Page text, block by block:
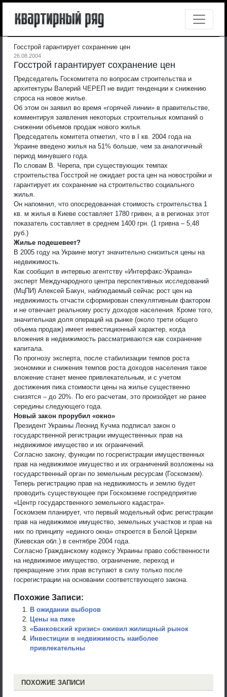
Госстрой гарантирует сохранение цен
26.08.2004
Госстрой гарантирует сохранение цен
Председатель Госкомитета по вопросам строительства и
архитектуры Валерий ЧЕРЕП не видит тенденции к снижению
спроса на новое жилье.
Об этом он заявил во время «горячей линии» в правительстве,
комментируя заявления некоторых строительных компаний о
снижении объемов продаж нового жилья.
Председатель комитета отметил, что в I кв. 2004 года на
Украине введено жилья на 51% больше, чем за аналогичный
период минувшего года.
По словам В. Черепа, при существующих темпах
строительства Госстрой не ожидает роста цен на новостройки и
гарантирует их сохранение на строительство социального
жилья.
Он напомнил, что опосредованная стоимость строительства 1
кв. м жилья в Киеве составляет 1780 гривен, а в регионах этот
показатель составляет в среднем 1400 грн. (1 гривна – 5,48
руб.)
Жилье подешевеет?
В 2005 году на Украине могут значительно снизиться цены на
недвижимость.
Как сообщил в интервью агентству «Интерфакс-Украина»
эксперт Международного центра перспективных исследований
(МцПИ) Алексей Бакун, наблюдаемый сейчас рост цен на
недвижимость отчасти сформирован спекулятивным фактором
и не отвечает реальному росту доходов населения. Кроме того,
значительная доля операций на рынке (около трети общего
объема продаж) имеет инвестиционный характер, когда
вложения в недвижимость рассматриваются как сохранение
капитала.
По прогнозу эксперта, после стабилизации темпов роста
экономики и снижения темпов роста доходов населения такое
вложение станет менее привлекательным, и с учетом
достижения пика стоимости цены на жилье существенно
снизятся – до 20%. По его расчетам, это произойдет не ранее
середины следующего года.
Новый закон прорубил «окно»
Президент Украины Леонид Кучма подписал закон о
государственной регистрации имущественных прав на
недвижимое имущество и их ограничений.
Согласно закону, функции по госрегистрации имущественных
прав на недвижимое имущество и их ограничений возложены на
государственный орган по земельным ресурсам (Госкомзем).
Теперь регистрацию прав на недвижимость и землю будет
проводить существующее при Госкомземе госпредприятие
«Центр государственного земельного кадастра».
Госкомзем планирует, что первый модельный офис регистрации
прав на недвижимое имущество, земельных участков и прав на
них по принципу «единого окна» откроется в Белой Церкви
(Киевская обл.) в сентябре 2004 года.
Согласно Гражданскому кодексу Украины право собственности
на недвижимое имущество, ограничение, переход и
прекращение этих прав вступают в силу только после
госрегистрации на основании соответствующего закона.
Похожие Записи:
В ожидании выборов
Цены на пике
«Банковский кризис» оживил жилищный рынок
Инвестиции в недвижимость наиболее
привлекательны
ПОХОЖИЕ ЗАПИСИ